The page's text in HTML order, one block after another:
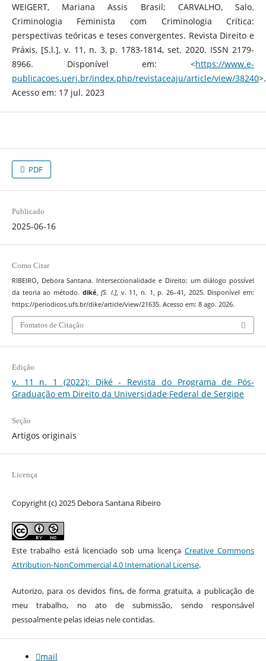
WEIGERT, Mariana Assis Brasil; CARVALHO, Salo.
Criminologia Feminista com Criminologia Crítica:
perspectivas teóricas e teses convergentes. Revista Direito e
Práxis, [S.l.], v. 11, n. 3, p. 1783-1814, set. 2020. ISSN 2179-
8966. Disponível em: <https://www.e-
publicacoes.uerj.br/index.php/revistaceaju/article/view/38240>.
Acesso em: 17 jul. 2023
PDF
Publicado
2025-06-16
Como Citar
RIBEIRO, Debora Santana. Interseccionalidade e Direito: um diálogo possível
da teoria ao método. diké,[S. l.], v. 11, n. 1, p. 26–41, 2025. Disponível em:
https://periodicos.ufs.br/dike/article/view/21635. Acesso em: 8 ago. 2026.
Fomatos de Citação
Edição
v. 11 n. 1 (2022): Diké - Revista do Programa de Pós-
Graduação em Direito da Universidade Federal de Sergipe
Seção
Artigos originais
Licença
Copyright (c) 2025 Debora Santana Ribeiro
Este trabalho está licenciado sob uma licençaCreative Commons
Attribution-NonCommercial 4.0 International License.
Autorizo, para os devidos fins, de forma gratuita, a publicação de
meu trabalho, no ato de submissão, sendo responsável
pessoalmente pelas ideias nele contidas.
mail